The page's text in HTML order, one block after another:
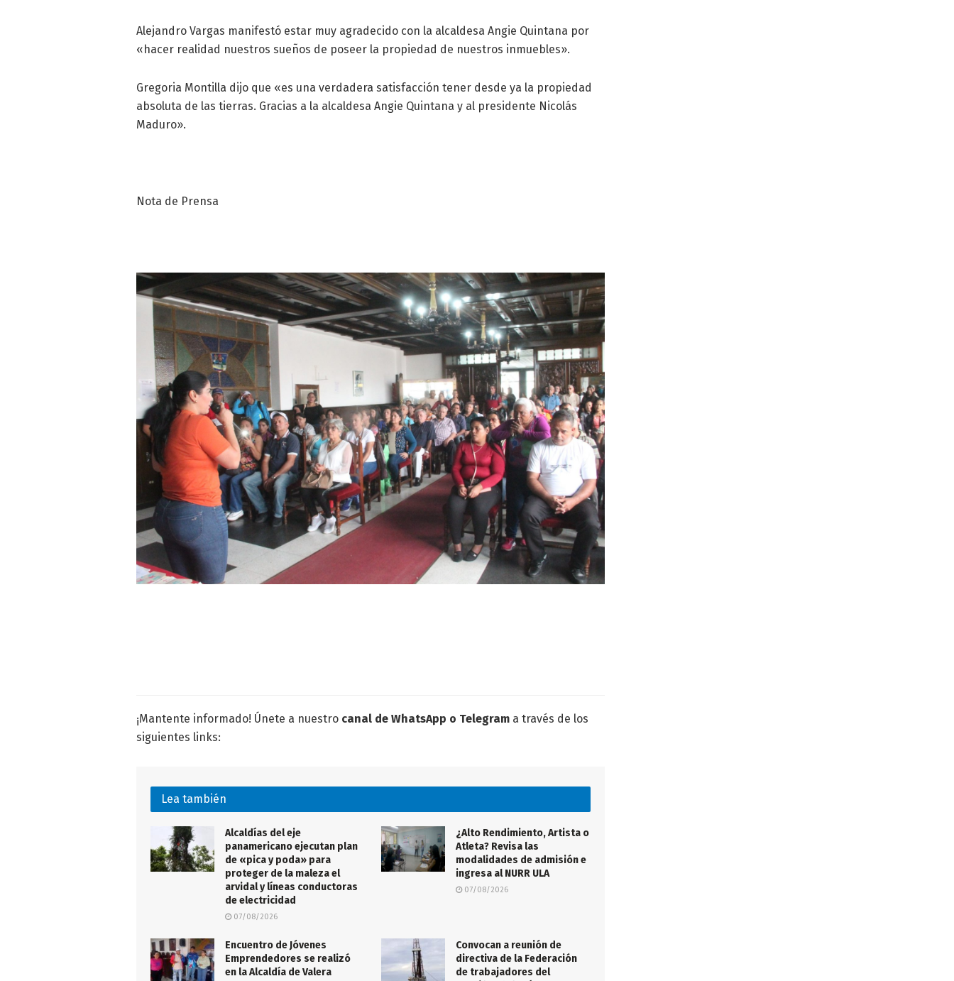
Alejandro Vargas manifestó estar muy agradecido con la alcaldesa Angie Quintana por
«hacer realidad nuestros sueños de poseer la propiedad de nuestros inmuebles».
Gregoria Montilla dijo que «es una verdadera satisfacción tener desde ya la propiedad
absoluta de las tierras. Gracias a la alcaldesa Angie Quintana y al presidente Nicolás
Maduro».
Nota de Prensa
¡Mantente informado! Únete a nuestro canal de WhatsApp o Telegram a través de los
siguientes links:
Lea también
Alcaldías del eje
panamericano ejecutan plan
de «pica y poda» para
proteger de la maleza el
arvidal y líneas conductoras
de electricidad
07/08/2026
¿Alto Rendimiento, Artista o
Atleta? Revisa las
modalidades de admisión e
ingresa al NURR ULA
07/08/2026
Encuentro de Jóvenes
Emprendedores se realizó
en la Alcaldía de Valera
Convocan a reunión de
directiva de la Federación
de trabajadores del